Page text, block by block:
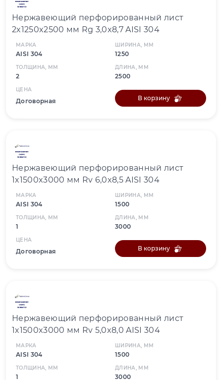
Нержавеющий перфорированный лист
2x1250x2500 мм Rg 3,0x8,7 AISI 304
МАРКА
AISI 304
ШИРИНА, ММ
1250
ТОЛЩИНА, ММ
2
ДЛИНА, ММ
2500
ЦЕНА
Договорная В корзину
Нержавеющий перфорированный лист
1x1500x3000 мм Rv 6,0x8,5 AISI 304
МАРКА
AISI 304
ШИРИНА, ММ
1500
ТОЛЩИНА, ММ
1
ДЛИНА, ММ
3000
ЦЕНА
Договорная В корзину
Нержавеющий перфорированный лист
1x1500x3000 мм Rv 5,0x8,0 AISI 304
МАРКА
AISI 304
ШИРИНА, ММ
1500
ТОЛЩИНА, ММ
1
ДЛИНА, ММ
3000